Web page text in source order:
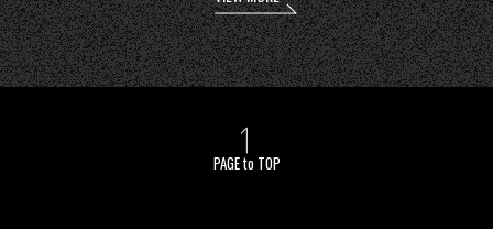
PAGE to TOP